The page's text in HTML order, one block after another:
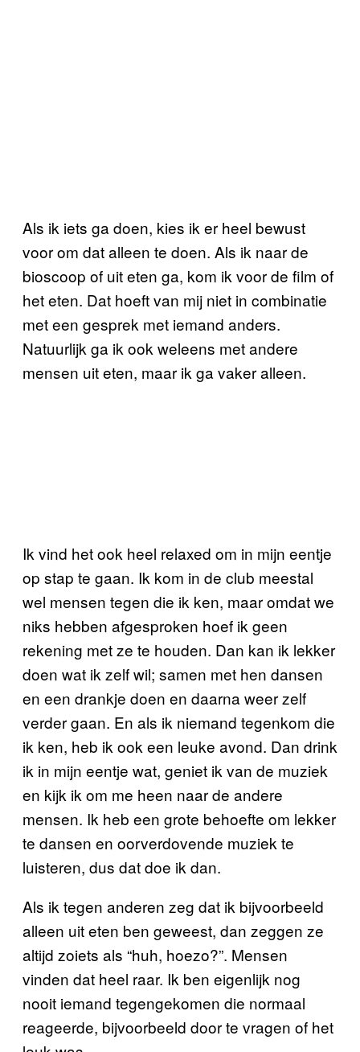
Als ik iets ga doen, kies ik er heel bewust
voor om dat alleen te doen. Als ik naar de
bioscoop of uit eten ga, kom ik voor de film of
het eten. Dat hoeft van mij niet in combinatie
met een gesprek met iemand anders.
Natuurlijk ga ik ook weleens met andere
mensen uit eten, maar ik ga vaker alleen.
Ik vind het ook heel relaxed om in mijn eentje
op stap te gaan. Ik kom in de club meestal
wel mensen tegen die ik ken, maar omdat we
niks hebben afgesproken hoef ik geen
rekening met ze te houden. Dan kan ik lekker
doen wat ik zelf wil; samen met hen dansen
en een drankje doen en daarna weer zelf
verder gaan. En als ik niemand tegenkom die
ik ken, heb ik ook een leuke avond. Dan drink
ik in mijn eentje wat, geniet ik van de muziek
en kijk ik om me heen naar de andere
mensen. Ik heb een grote behoefte om lekker
te dansen en oorverdovende muziek te
luisteren, dus dat doe ik dan.
Als ik tegen anderen zeg dat ik bijvoorbeeld
alleen uit eten ben geweest, dan zeggen ze
altijd zoiets als “huh, hoezo?”. Mensen
vinden dat heel raar. Ik ben eigenlijk nog
nooit iemand tegengekomen die normaal
reageerde, bijvoorbeeld door te vragen of het